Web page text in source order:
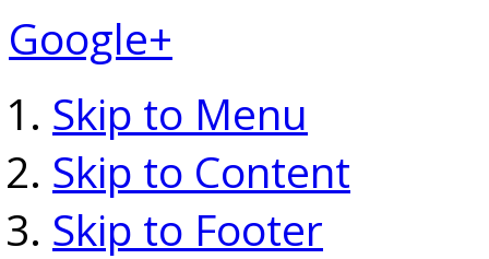
Google+
Skip to Menu
Skip to Content
Skip to Footer